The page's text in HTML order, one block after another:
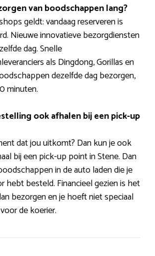
van boodschappen lang?
geldt: vandaag reserveren is
Nieuwe innovatieve bezorgdiensten
dag. Snelle
als Dingdong, Gorillas en
dezelfde dag bezorgen,
minuten.
ook afhalen bij een pick-up
dat jou uitkomt? Dan kun je ook
bij een pick-up point in Stene. Dan
in de auto laden die je
hebt besteld. Financieel gezien is het
bezorgen en je hoeft niet speciaal
de koerier.